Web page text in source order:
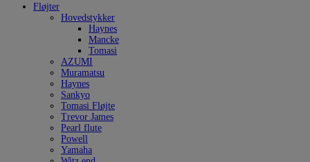
Fløjter
Hovedstykker
Haynes
Mancke
Tomasi
AZUMI
Muramatsu
Haynes
Sankyo
Tomasi Fløjte
Trevor James
Pearl flute
Powell
Yamaha